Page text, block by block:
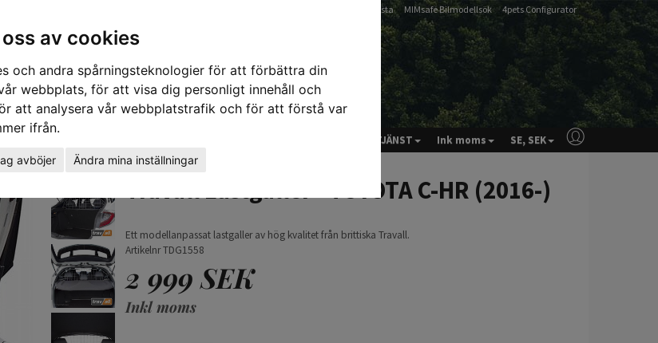
av cookies
och andra spårningsteknologier för att förbättra din
webbplats, för att visa dig personligt innehåll och
att analysera vår webbplatstrafik och för att förstå var
ifrån.
avböjer Ändra mina inställningar
Artfex Passlista- MIMsafe Bilmodellsök- 4pets Configurator
KUNDTJÄNST Ink moms SE, SEK
Travall Lastgaller - TOYOTA C-HR (2016-)
Ett modellanpassat lastgaller av hög kvalitet från brittiska Travall.
Artikelnr TDG1558
2 999 SEK
Inkl moms